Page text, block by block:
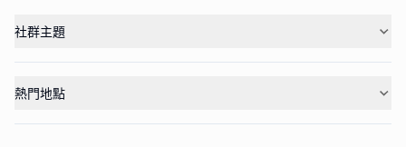
社群主題
熱門地點